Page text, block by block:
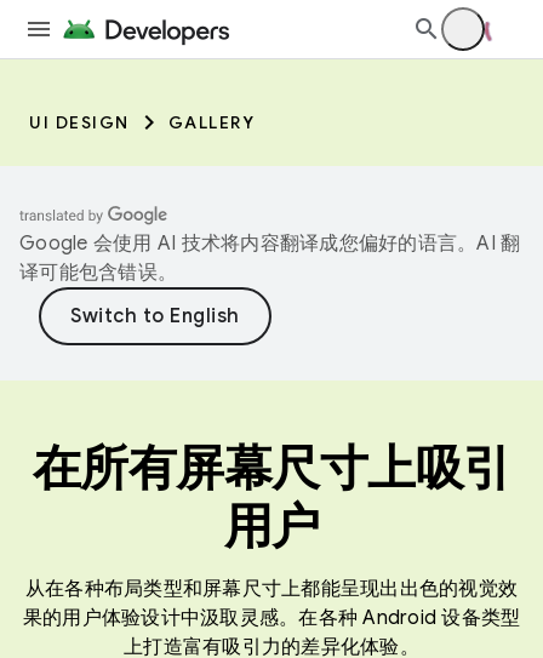
UI DESIGN GALLERY
Google 会使用 AI 技术将内容翻译成您偏好的语言。AI 翻
译可能包含错误。
在所有屏幕尺寸上吸引
用户
从在各种布局类型和屏幕尺寸上都能呈现出出色的视觉效
果的用户体验设计中汲取灵感。在各种 Android 设备类型
上打造富有吸引力的差异化体验。